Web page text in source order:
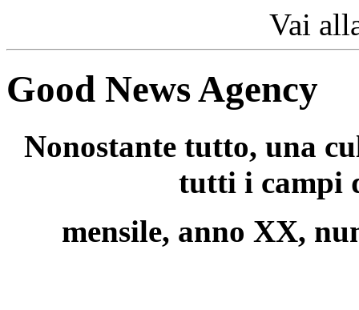
Vai
Good News Agency
Nonostante tutto, una
tutti i campi
mensile, anno XX,